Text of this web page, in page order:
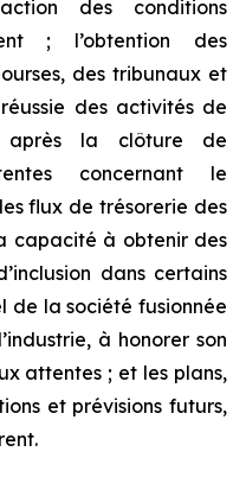
des conditions
; l’obtention des
des tribunaux et
des activités de
après la clôture de
concernant le
flux de trésorerie des
capacité à obtenir des
dans certains
de la société fusionnée
à honorer son
attentes ; et les plans,
et prévisions futurs,